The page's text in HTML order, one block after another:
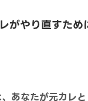
がやり直すた
あなたが元カレ